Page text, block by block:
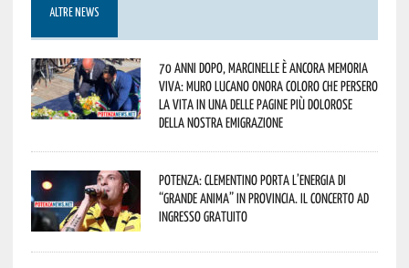
ALTRE NEWS
70 anni dopo, Marcinelle è ancora memoria
viva: Muro Lucano onora coloro che persero
la vita in una delle pagine più dolorose
della nostra emigrazione
Potenza: Clementino porta l’energia di
“Grande Anima” in provincia. Il concerto ad
ingresso gratuito